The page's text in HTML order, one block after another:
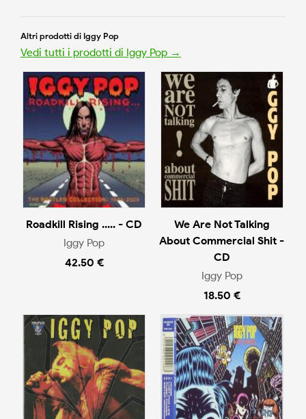
Altri prodotti di Iggy Pop
Vedi tutti i prodotti di Iggy Pop →
Roadkill Rising ..... - CD
Iggy Pop
42.50 €
We Are Not Talking
About Commercial Shit -
CD
Iggy Pop
18.50 €